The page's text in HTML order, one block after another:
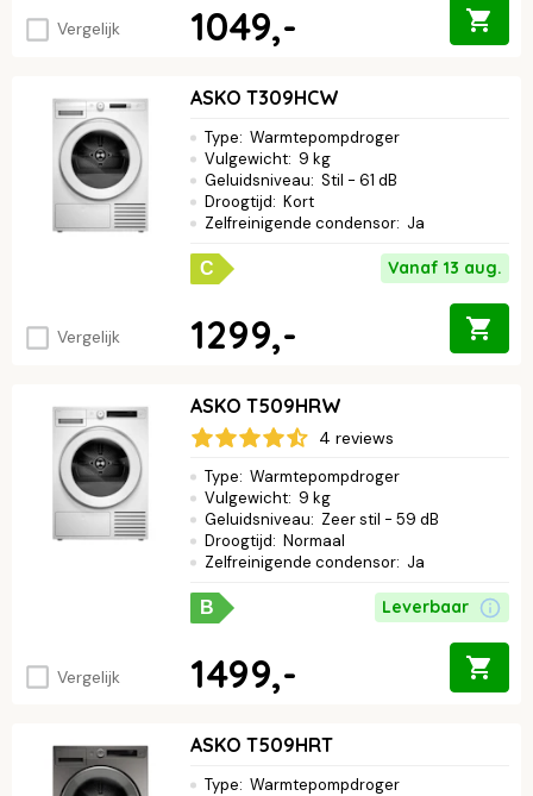
Vergelijk 1049,-
Vergelijk
ASKO T309HCW
Type: Warmtepompdroger
Vulgewicht: 9 kg
Geluidsniveau: Stil - 61 dB
Droogtijd: Kort
Zelfreinigende condensor: Ja
C Vanaf 13 aug.
1299,-
Vergelijk
ASKO T509HRW
4 reviews
Type: Warmtepompdroger
Vulgewicht: 9 kg
Geluidsniveau: Zeer stil - 59 dB
Droogtijd: Normaal
Zelfreinigende condensor: Ja
B Leverbaar
1499,-
ASKO T509HRT
Type: Warmtepompdroger